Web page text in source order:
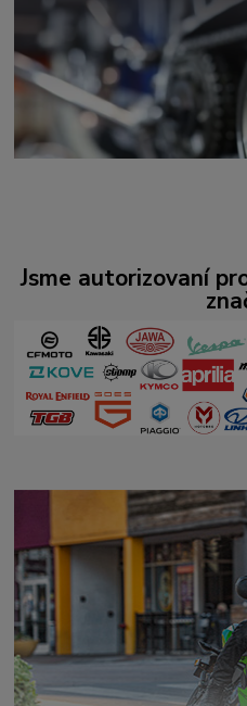
Jsme autorizovaní